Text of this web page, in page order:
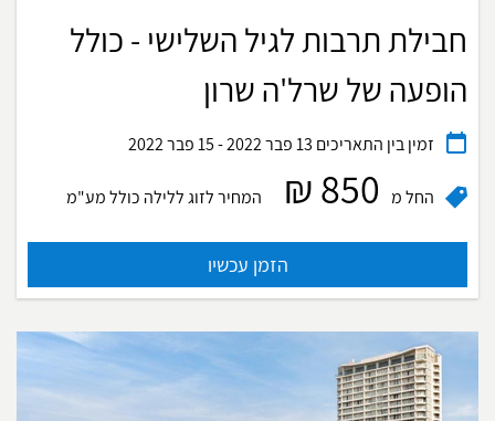
חבילת תרבות לגיל השלישי - כולל
הופעה של שרל'ה שרון
זמין בין התאריכים
החל מ 850 ₪ המחיר לזוג ללילה כולל מע"מ
הזמן עכשיו